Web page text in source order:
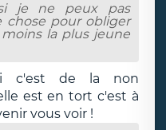
je ne peux pas
chose pour obliger
la plus jeune
c'est de la non
est en tort c'est à
vous voir !